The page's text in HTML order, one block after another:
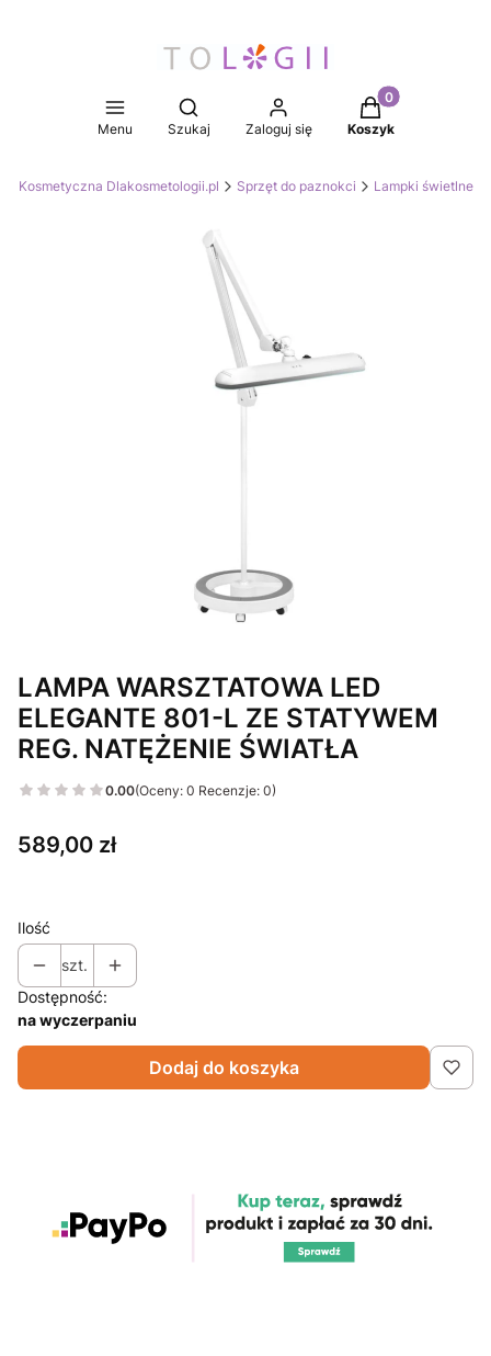
Menu
Otwórz wyszukiwarkę
Szukaj Zaloguj się
Produkty w
Koszyk
Kosmetyczna Dlakosmetologii.pl Sprzęt do paznokci Lampki świetlne
LAMPA WARSZTATOWA LED
ELEGANTE 801-L ZE STATYWEM
REG. NATĘŻENIE ŚWIATŁA
0.00(Oceny: 0 Recenzje: 0)
Cena
589,00 zł
Ilość
szt.
Dostępność:
na wyczerpaniu
Dodaj do koszyka